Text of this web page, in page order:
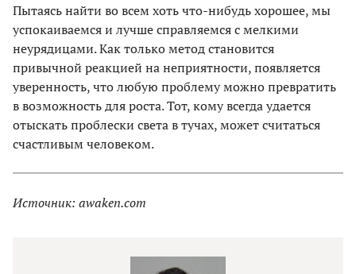
Пытаясь найти во всем хоть что-нибудь хорошее, мы
успокаиваемся и лучше справляемся с мелкими
неурядицами. Как только метод становится
привычной реакцией на неприятности, появляется
уверенность, что любую проблему можно превратить
в возможность для роста. Тот, кому всегда удается
отыскать проблески света в тучах, может считаться
счастливым человеком.
Источник: awaken.com